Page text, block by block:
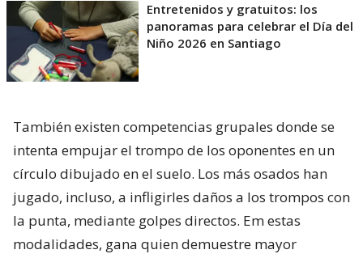
Entretenidos y gratuitos: los
panoramas para celebrar el Día del
Niño 2026 en Santiago
También existen competencias grupales donde se
intenta empujar el trompo de los oponentes en un
círculo dibujado en el suelo. Los más osados han
jugado, incluso, a infligirles daños a los trompos con
la punta, mediante golpes directos. Em estas
modalidades, gana quien demuestre mayor